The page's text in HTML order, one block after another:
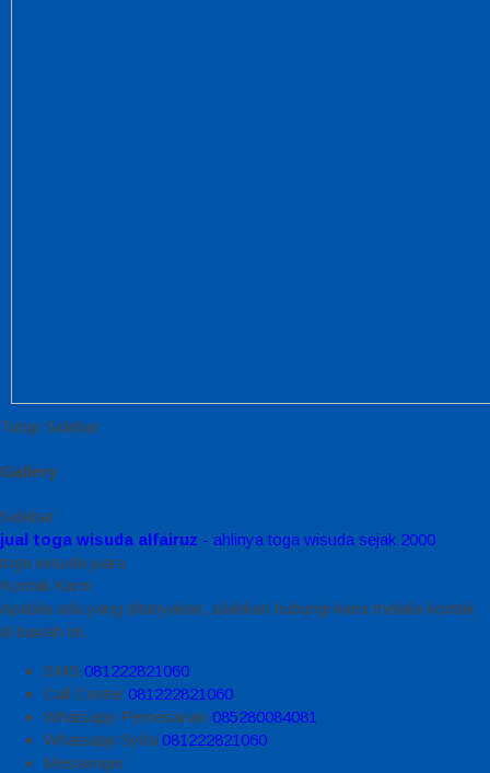
Tutup Sidebar
Gallery
Sidebar
jual toga wisuda alfairuz - ahlinya toga wisuda sejak 2000
toga wisuda juara
Kontak Kami
Apabila ada yang ditanyakan, silahkan hubungi kami melalui kontak
di bawah ini.
SMS 081222821060
Call Center 081222821060
Whatsapp Pemesanan 085280084081
Whatsapp Syifa 081222821060
Messenger